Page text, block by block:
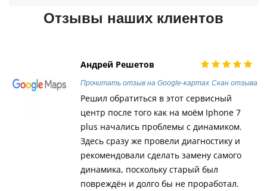
Отзывы наших клиентов
Андрей Решетов
Прочитать отзыв на Google-картах Скан отзыва
Решил обратиться в этот сервисный
центр после того как на моём Iphone 7
plus начались проблемы с динамиком.
Здесь сразу же провели диагностику и
рекомендовали сделать замену самого
динамика, поскольку старый был
повреждён и долго бы не проработал.